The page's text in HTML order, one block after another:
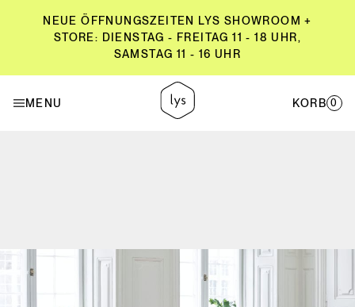
NEUE ÖFFNUNGSZEITEN LYS SHOWROOM +
STORE: DIENSTAG - FREITAG 11 - 18 UHR,
SAMSTAG 11 - 16 UHR
MENU KORB 0
STORE: DIENSTAG - FREITAG 11 - 18 UHR,
SAMSTAG 11 - 16 UHR